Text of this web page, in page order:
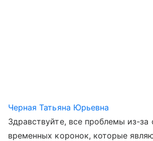
Черная Татьяна Юрьевна
Здравствуйте, все проблемы из-за
временных коронок, которые